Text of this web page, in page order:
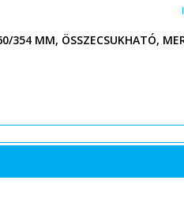
354 MM, ÖSSZECSUKHATÓ,